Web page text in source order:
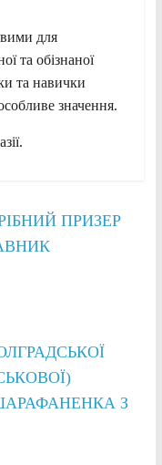
для
та обізнаної
та навички
значення.
ПРИЗЕР
З